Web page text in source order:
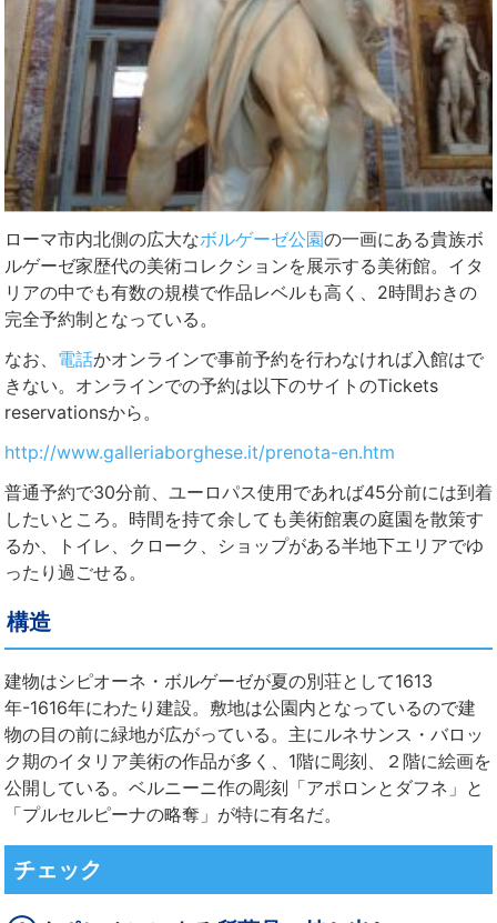
ローマ市内北側の広大なボルゲーゼ公園の一画にある貴族ボ
ルゲーゼ家歴代の美術コレクションを展示する美術館。イタ
リアの中でも有数の規模で作品レベルも高く、2時間おきの
完全予約制となっている。
なお、 電話かオンラインで事前予約を行わなければ入館はで
きない。オンラインでの予約は以下のサイトのTickets
reservationsから。
http://www.galleriaborghese.it/prenota-en.htm
普通予約で30分前、ユーロパス使用であれば45分前には到着
したいところ。時間を持て余しても美術館裏の庭園を散策す
るか、トイレ、クローク、ショップがある半地下エリアでゆ
ったり過ごせる。
構造
建物はシピオーネ・ボルゲーゼが夏の別荘として1613
年-1616年にわたり建設。敷地は公園内となっているので建
物の目の前に緑地が広がっている。主にルネサンス・バロッ
ク期のイタリア美術の作品が多く、1階に彫刻、２階に絵画を
公開している。ベルニーニ作の彫刻「アポロンとダフネ」と
「プルセルピーナの略奪」が特に有名だ。
チェック